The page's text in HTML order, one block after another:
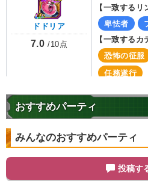
ドドリア
7.0 /10点
【一致する
卑怯者
【一致するカ
恐怖の征服
任務遂行
ザーボン
【発動リンク
・
【一致するリ
フリーザの
ナメック星
おすすめパーティ
みんなのおすすめパーティ
投稿す